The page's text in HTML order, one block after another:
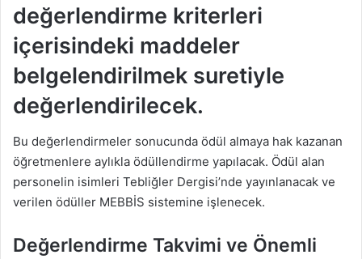
değerlendirme kriterleri
içerisindeki maddeler
belgelendirilmek suretiyle
değerlendirilecek.
Bu değerlendirmeler sonucunda ödül almaya hak kazanan
öğretmenlere aylıkla ödüllendirme yapılacak. Ödül alan
personelin isimleri Tebliğler Dergisi’nde yayınlanacak ve
verilen ödüller MEBBİS sistemine işlenecek.
Değerlendirme Takvimi ve Önemli